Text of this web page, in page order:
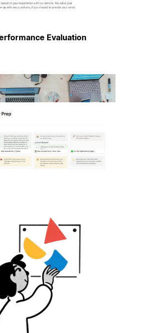
Evaluation